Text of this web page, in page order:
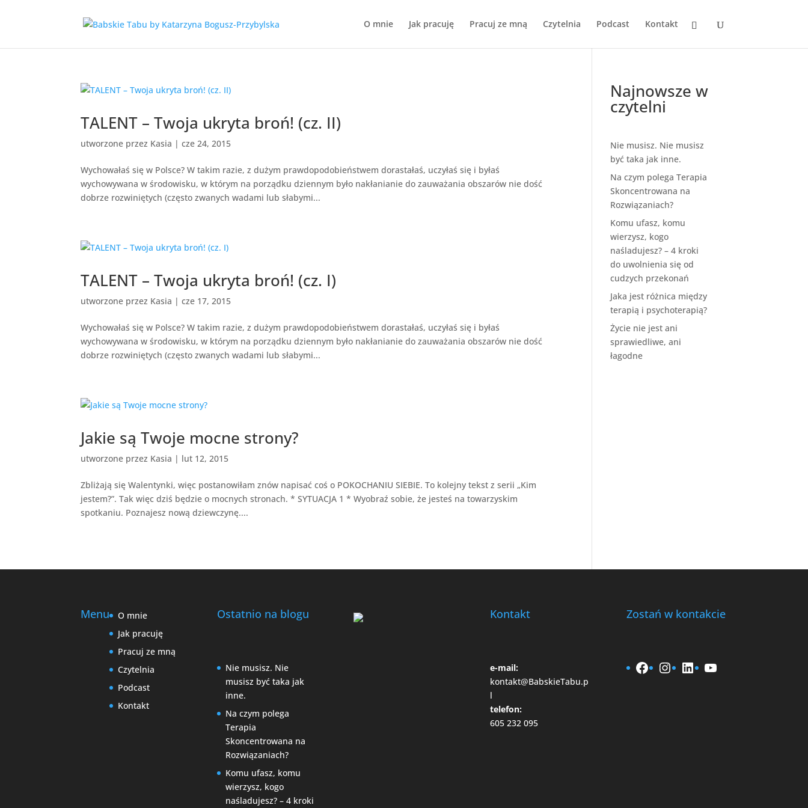
O mnie Jak pracuję Pracuj ze mną Czytelnia Podcast Kontakt
TALENT – Twoja ukryta broń! (cz. II)
utworzone przez Kasia |cze 24, 2015
Wychowałaś się w Polsce? W takim razie, z dużym prawdopodobieństwem dorastałaś, uczyłaś się i byłaś
wychowywana w środowisku, w którym na porządku dziennym było nakłanianie do zauważania obszarów nie dość
dobrze rozwiniętych (często zwanych wadami lub słabymi...
TALENT – Twoja ukryta broń! (cz. I)
utworzone przez Kasia |cze 17, 2015
Wychowałaś się w Polsce? W takim razie, z dużym prawdopodobieństwem dorastałaś, uczyłaś się i byłaś
wychowywana w środowisku, w którym na porządku dziennym było nakłanianie do zauważania obszarów nie dość
dobrze rozwiniętych (często zwanych wadami lub słabymi...
Jakie są Twoje mocne strony?
utworzone przez Kasia | lut 12, 2015
Zbliżają się Walentynki, więc postanowiłam znów napisać coś o POKOCHANIU SIEBIE. To kolejny tekst z serii „Kim
jestem?”. Tak więc dziś będzie o mocnych stronach. * SYTUACJA 1 * Wyobraź sobie, że jesteś na towarzyskim
spotkaniu. Poznajesz nową dziewczynę....
Najnowsze w
czytelni
Nie musisz. Nie musisz
być taka jak inne.
Na czym polega Terapia
Skoncentrowana na
Rozwiązaniach?
Komu ufasz, komu
wierzysz, kogo
naśladujesz? – 4 kroki
do uwolnienia się od
cudzych przekonań
Jaka jest różnica między
terapią i psychoterapią?
Życie nie jest ani
sprawiedliwe, ani
łagodne
Menu
O mnie
Jak pracuję
Pracuj ze mną
Czytelnia
Podcast
Kontakt
Ostatnio na blogu
Nie musisz. Nie
musisz być taka jak
inne.
Na czym polega
Terapia
Skoncentrowana na
Rozwiązaniach?
Komu ufasz, komu
wierzysz, kogo
naśladujesz? – 4 kroki
Kontakt
e-mail:
kontakt@BabskieTabu.p
l
telefon:
605 232 095
Zostań w kontakcie
Facebook
Instagram
LinkedInYouTube